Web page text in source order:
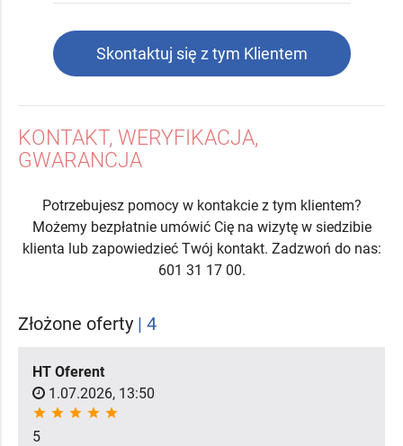
Skontaktuj się z tym Klientem
KONTAKT, WERYFIKACJA,
GWARANCJA
Potrzebujesz pomocy w kontakcie z tym klientem?
Możemy bezpłatnie umówić Cię na wizytę w siedzibie
klienta lub zapowiedzieć Twój kontakt. Zadzwoń do nas:
601 31 17 00.
Złożone oferty | 4
HT Oferent
1.07.2026, 13:50
star star star star star
5